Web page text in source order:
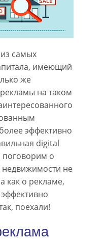
самых
имеющий
же
на таком
эффективно
digital
поговорим о
недвижимости не
как о рекламе,
поехали!